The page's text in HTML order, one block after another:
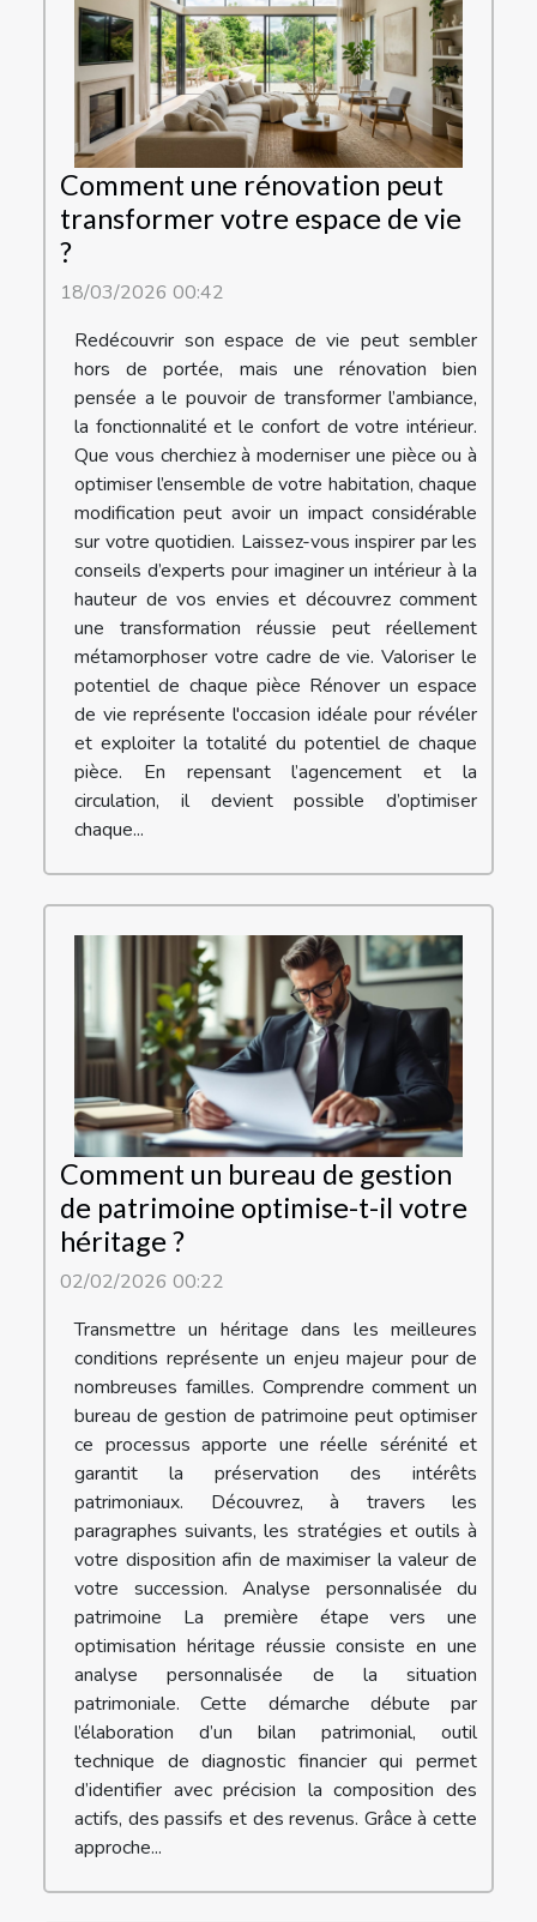
Comment une rénovation peut
transformer votre espace de vie
?
18/03/2026 00:42
Redécouvrir son espace de vie peut sembler
hors de portée, mais une rénovation bien
pensée a le pouvoir de transformer l’ambiance,
la fonctionnalité et le confort de votre intérieur.
Que vous cherchiez à moderniser une pièce ou à
optimiser l’ensemble de votre habitation, chaque
modification peut avoir un impact considérable
sur votre quotidien. Laissez-vous inspirer par les
conseils d’experts pour imaginer un intérieur à la
hauteur de vos envies et découvrez comment
une transformation réussie peut réellement
métamorphoser votre cadre de vie. Valoriser le
potentiel de chaque pièce Rénover un espace
de vie représente l'occasion idéale pour révéler
et exploiter la totalité du potentiel de chaque
pièce. En repensant l’agencement et la
circulation, il devient possible d’optimiser
chaque...
Comment un bureau de gestion
de patrimoine optimise-t-il votre
héritage ?
02/02/2026 00:22
Transmettre un héritage dans les meilleures
conditions représente un enjeu majeur pour de
nombreuses familles. Comprendre comment un
bureau de gestion de patrimoine peut optimiser
ce processus apporte une réelle sérénité et
garantit la préservation des intérêts
patrimoniaux. Découvrez, à travers les
paragraphes suivants, les stratégies et outils à
votre disposition afin de maximiser la valeur de
votre succession. Analyse personnalisée du
patrimoine La première étape vers une
optimisation héritage réussie consiste en une
analyse personnalisée de la situation
patrimoniale. Cette démarche débute par
l’élaboration d’un bilan patrimonial, outil
technique de diagnostic financier qui permet
d’identifier avec précision la composition des
actifs, des passifs et des revenus. Grâce à cette
approche...